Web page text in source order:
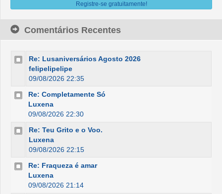
Registre-se gratuitamente!
Comentários Recentes
Re: Lusaniversários Agosto 2026
felipelipelipe
09/08/2026 22:35
Re: Completamente Só
Luxena
09/08/2026 22:30
Re: Teu Grito e o Voo.
Luxena
09/08/2026 22:15
Re: Fraqueza é amar
Luxena
09/08/2026 21:14